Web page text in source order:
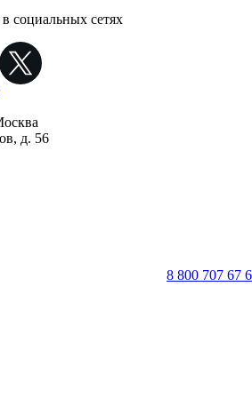
социальных сетях
д. 56
8 800 707 67